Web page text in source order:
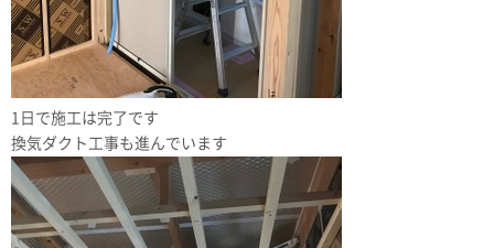
1日で施工は完了です
換気ダクト工事も進んでいます